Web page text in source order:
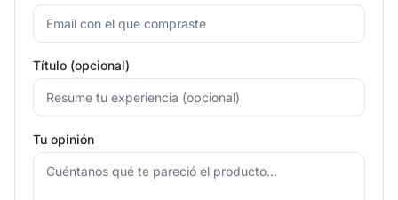
Título (opcional)
Tu opinión